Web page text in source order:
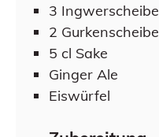
3 Ingwerscheibe
2 Gurkenscheibe
5 cl Sake
Ginger Ale
Eiswürfel